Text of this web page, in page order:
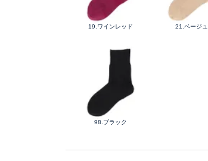
19.ワインレッド 21.ベージュ
98.ブラック